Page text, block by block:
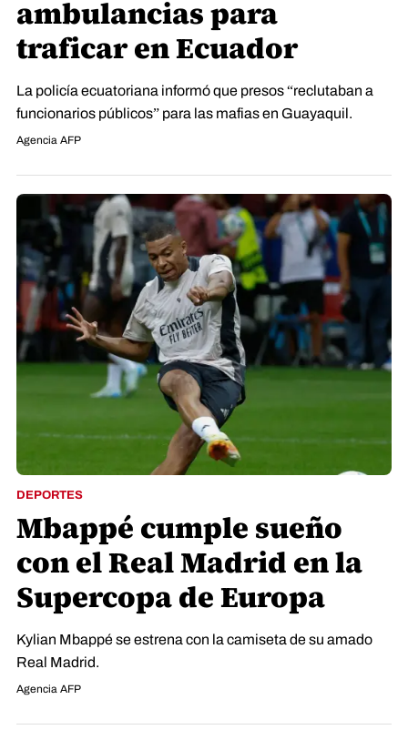
ambulancias para
traficar en Ecuador
La policía ecuatoriana informó que presos “reclutaban a
funcionarios públicos” para las mafias en Guayaquil.
Agencia AFP
DEPORTES
Mbappé cumple sueño
con el Real Madrid en la
Supercopa de Europa
Kylian Mbappé se estrena con la camiseta de su amado
Real Madrid.
Agencia AFP